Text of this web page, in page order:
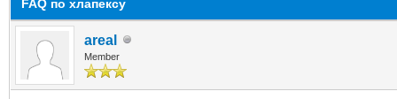
FAQ по хлапексу
areal
Member